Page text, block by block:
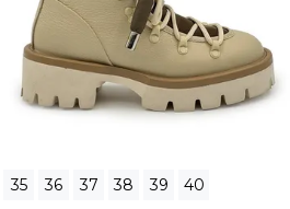
35 36 37 38 39 40